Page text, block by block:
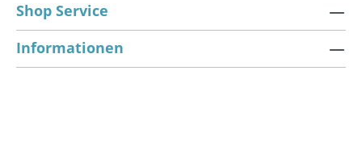
Shop Service
Informationen